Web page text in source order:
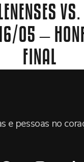
05 –
FINAL
e pessoas no